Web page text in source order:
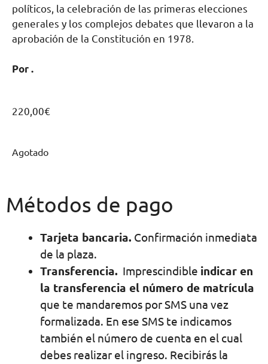
políticos, la celebración de las primeras elecciones
generales y los complejos debates que llevaron a la
aprobación de la Constitución en 1978.
Por .
220,00€
Agotado
Métodos de pago
Tarjeta bancaria. Confirmación inmediata
de la plaza.
Transferencia. Imprescindible indicar en
la transferencia el número de matrícula
que te mandaremos por SMS una vez
formalizada. En ese SMS te indicamos
también el número de cuenta en el cual
debes realizar el ingreso. Recibirás la